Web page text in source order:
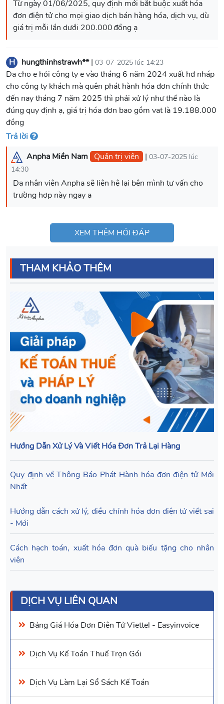
Từ ngày 01/06/2025, quy định mới bắt buộc xuất hóa
đơn điện tử cho mọi giao dịch bán hàng hóa, dịch vụ, dù
giá trị mỗi lần dưới 200.000 đồng ạ
H hungthinhstrawh**| 03-07-2025 lúc 14:23
Dạ cho e hỏi công ty e vào tháng 6 năm 2024 xuất hđ nháp
cho công ty khách mà quên phát hành hóa đơn chính thức
đến nay tháng 7 năm 2025 thì phải xử lý như thế nào là
đúng quy định ạ, giá trị hóa đơn bao gồm vat là 19.188.000
đồng
Trả lời
Anpha Miền Nam Quản trị viên | 03-07-2025 lúc
14:30
Dạ nhân viên Anpha sẽ liên hệ lại bên mình tư vấn cho
trường hợp này ngay ạ
XEM THÊM HỎI ĐÁP
THAM KHẢO THÊM
Hướng Dẫn Xử Lý Và Viết Hóa Đơn Trả Lại Hàng
Quy định về Thông Báo Phát Hành hóa đơn điện tử Mới
Nhất
Hướng dẫn cách xử lý, điều chỉnh hóa đơn điện tử viết sai
- Mới
Cách hạch toán, xuất hóa đơn quà biếu tặng cho nhân
viên
DỊCH VỤ LIÊN QUAN
Bảng Giá Hóa Đơn Điện Tử Viettel - Easyinvoice
Dịch Vụ Kế Toán Thuế Trọn Gói
Dịch Vụ Làm Lại Sổ Sách Kế Toán